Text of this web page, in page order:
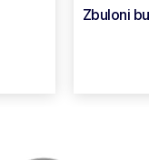
Zbuloni